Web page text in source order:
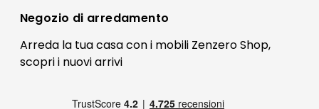
Contatti
FAQ
Pagamenti
Negozio di arredamento
Arreda la tua casa con i mobili Zenzero Shop,
scopri i nuovi arrivi